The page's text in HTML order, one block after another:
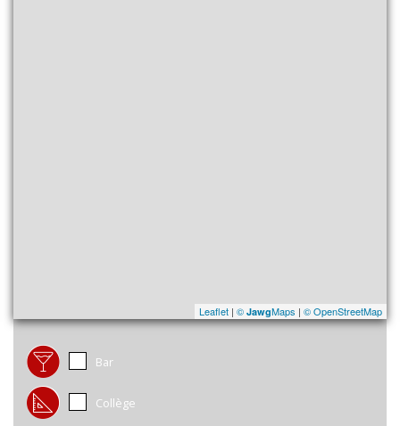
Leaflet | © JawgMaps | © OpenStreetMap
Bar
Collège